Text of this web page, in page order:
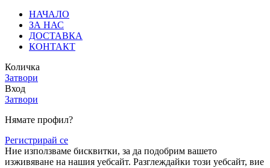
НАЧАЛО
ЗА НАС
ДОСТАВКА
КОНТАКТ
Количка
Затвори
Вход
Затвори
Нямате профил?
Регистрирай се
Ние използваме бисквитки, за да подобрим вашето
изживяване на нашия уебсайт. Разглеждайки този уебсайт, вие